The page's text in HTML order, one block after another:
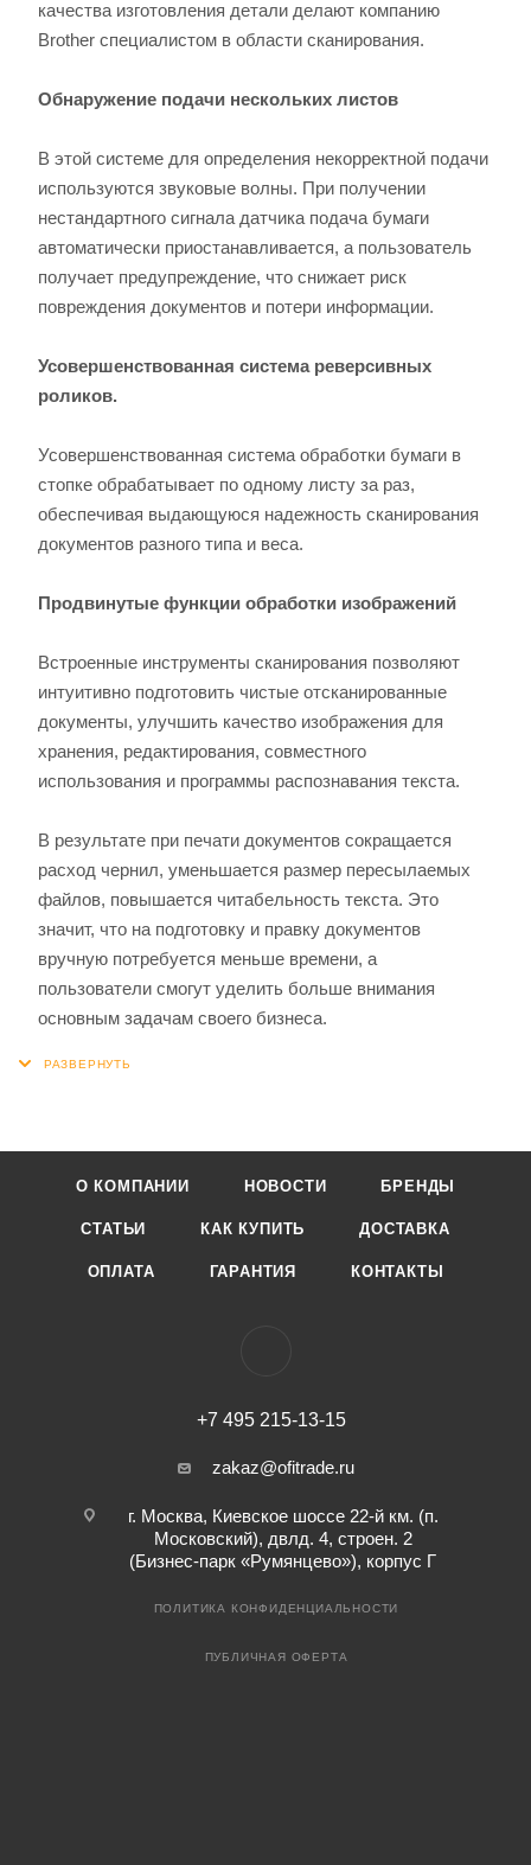
качества изготовления детали делают компанию
Brother специалистом в области сканирования.
Обнаружение подачи нескольких листов
В этой системе для определения некорректной подачи
используются звуковые волны. При получении
нестандартного сигнала датчика подача бумаги
автоматически приостанавливается, а пользователь
получает предупреждение, что снижает риск
повреждения документов и потери информации.
Усовершенствованная система реверсивных
роликов.
Усовершенствованная система обработки бумаги в
стопке обрабатывает по одному листу за раз,
обеспечивая выдающуюся надежность сканирования
документов разного типа и веса.
Продвинутые функции обработки изображений
Встроенные инструменты сканирования позволяют
интуитивно подготовить чистые отсканированные
документы, улучшить качество изображения для
хранения, редактирования, совместного
использования и программы распознавания текста.
В результате при печати документов сокращается
расход чернил, уменьшается размер пересылаемых
файлов, повышается читабельность текста. Это
значит, что на подготовку и правку документов
вручную потребуется меньше времени, а
пользователи смогут уделить больше внимания
основным задачам своего бизнеса.
О КОМПАНИИ НОВОСТИ БРЕНДЫ
СТАТЬИ КАК КУПИТЬ ДОСТАВКА
ОПЛАТА ГАРАНТИЯ КОНТАКТЫ
+7 495 215-13-15
zakaz@ofitrade.ru
г. Москва, Киевское шоссе 22-й км. (п.
Московский), двлд. 4, строен. 2
(Бизнес-парк «Румянцево»), корпус Г
ПОЛИТИКА КОНФИДЕНЦИАЛЬНОСТИ
ПУБЛИЧНАЯ ОФЕРТА